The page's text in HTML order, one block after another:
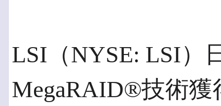
LSI（NYSE: LSI）
MegaRAID®技術